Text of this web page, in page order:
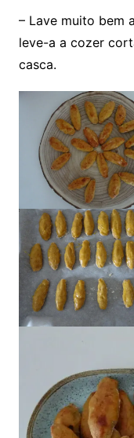
– Lave muito bem
leve-a a cozer
casca.